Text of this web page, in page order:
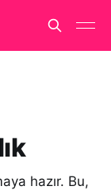
hazır. Bu,